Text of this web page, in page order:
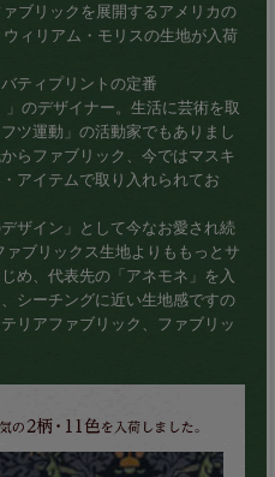
ブリックを展開するアメリカの
ィリアム・モリスの生地が入荷
ティプリントの定番
」のデザイナー。生活に芸術を取
ツ運動」の活動家でもありまし
らファブリック、今ではマスキ
アイテムで取り入れられてお
ザイン」として今なお愛され続
ブリックス生地よりももっとサ
め、代表先の「アネモネ」を入
シーチングに近い生地感ですの
リアファブリック、ファブリッ